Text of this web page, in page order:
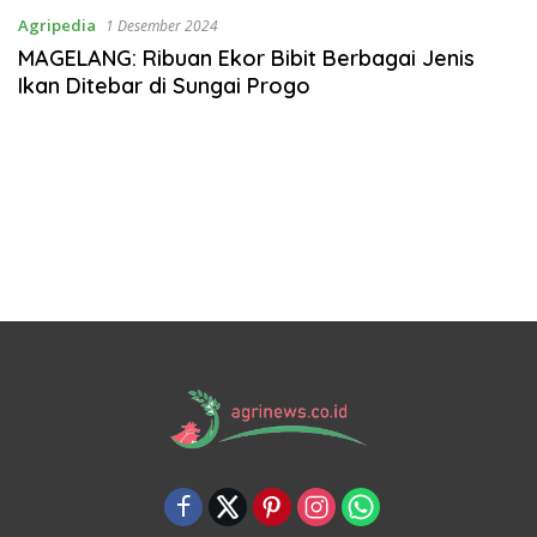
Agripedia 1 Desember 2024
MAGELANG: Ribuan Ekor Bibit Berbagai Jenis
Ikan Ditebar di Sungai Progo